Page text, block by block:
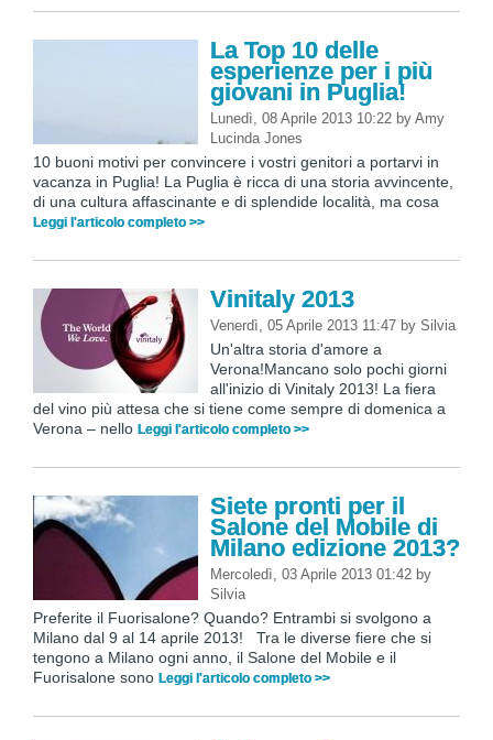
La Top 10 delle
esperienze per i più
giovani in Puglia!
Lunedì, 08 Aprile 2013 10:22 by Amy
Lucinda Jones
10 buoni motivi per convincere i vostri genitori a portarvi in
vacanza in Puglia! La Puglia è ricca di una storia avvincente,
di una cultura affascinante e di splendide località, ma cosa
Leggi l'articolo completo >>
Vinitaly 2013
Venerdì, 05 Aprile 2013 11:47 by Silvia
Un'altra storia d'amore a
Verona!Mancano solo pochi giorni
all'inizio di Vinitaly 2013! La fiera
del vino più attesa che si tiene come sempre di domenica a
Verona – nello Leggi l'articolo completo >>
Siete pronti per il
Salone del Mobile di
Milano edizione 2013?
Mercoledì, 03 Aprile 2013 01:42 by
Silvia
Preferite il Fuorisalone? Quando? Entrambi si svolgono a
Milano dal 9 al 14 aprile 2013! Tra le diverse fiere che si
tengono a Milano ogni anno, il Salone del Mobile e il
Fuorisalone sono Leggi l'articolo completo >>